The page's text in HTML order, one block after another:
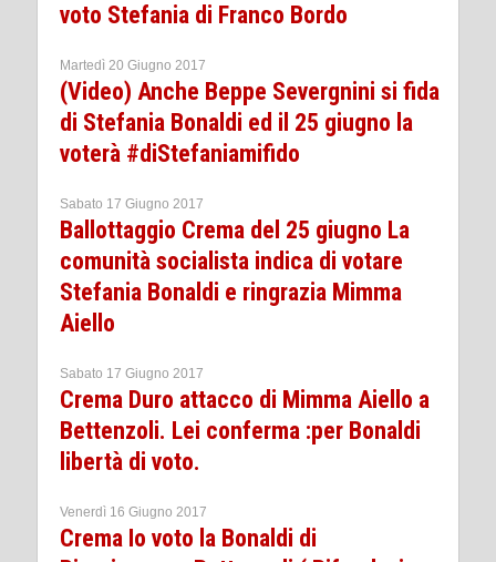
voto Stefania di Franco Bordo
Martedì 20 Giugno 2017
(Video) Anche Beppe Severgnini si fida
di Stefania Bonaldi ed il 25 giugno la
voterà #diStefaniamifido
Sabato 17 Giugno 2017
Ballottaggio Crema del 25 giugno La
comunità socialista indica di votare
Stefania Bonaldi e ringrazia Mimma
Aiello
Sabato 17 Giugno 2017
Crema Duro attacco di Mimma Aiello a
Bettenzoli. Lei conferma :per Bonaldi
libertà di voto.
Venerdì 16 Giugno 2017
Crema Io voto la Bonaldi di